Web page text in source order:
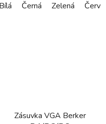
Bílá Černá Zelená
Zásuvka VGA Berker